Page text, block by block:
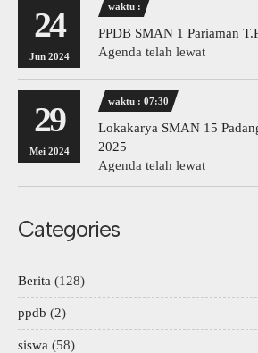
24
Jun 2024
waktu :
PPDB SMAN 1 Pariaman
Agenda telah lewat
29
Mei 2024
waktu : 07:30
Lokakarya SMAN 15
2025
Agenda telah lewat
Categories
Berita (128)
ppdb (2)
siswa (58)